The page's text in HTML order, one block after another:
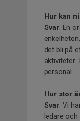
Hur kan
Svar: En
det bli på
aktiviteter.
personal.
Hur stor
Svar: Vi
ledare och